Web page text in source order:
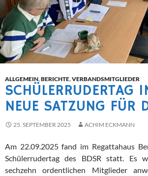
ALLGEMEIN,BERICHTE,VERBANDSMITGLIEDER
SCHÜLERRUDERTAG
NEUE SATZUNG FÜR
25. SEPTEMBER 2025 ACHIM ECKMANN
Am 22.09.2025 fand im Regattahaus
Schülerrudertag des BDSR statt. Es
sechzehn ordentlichen Mitglieder